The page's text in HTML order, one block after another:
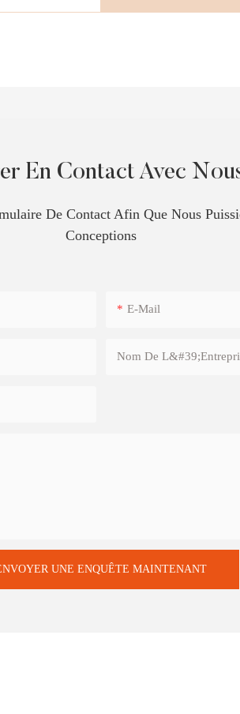
En Contact Avec
De Contact Afin Que Nous
Conceptions
E-Mail
Nom De
UNE ENQUÊTE MAINTENANT